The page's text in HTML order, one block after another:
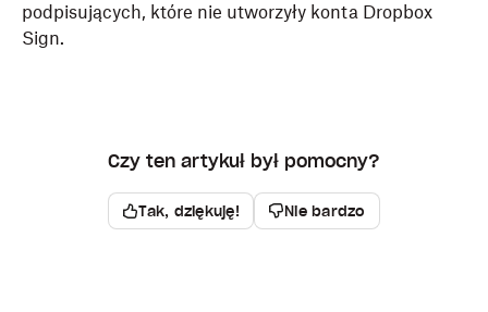
podpisujących, które nie utworzyły konta Dropbox
Sign.
Czy ten artykuł był pomocny?
Tak, dziękuję! Nie bardzo